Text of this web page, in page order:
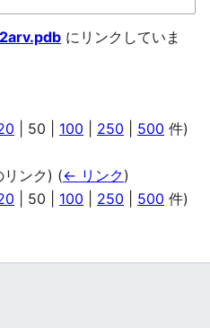
にリンクしていま
50 100 250 500 件)
ンク) (← リンク)
50 100 250 500 件)